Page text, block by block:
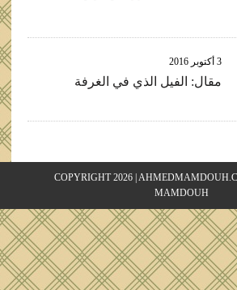
3 أكتوبر 2016
مقال: الفيل الذي في الغرفة
COPYRIGHT 2026 |
MAMDOUH